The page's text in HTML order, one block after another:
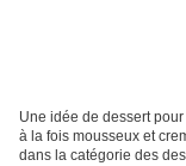
Une idée de dessert
à la fois mousseux et
dans la catégorie des